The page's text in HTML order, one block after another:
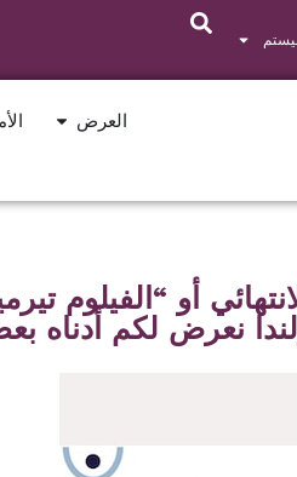
العرض
أو “الفيلوم
نعرض لكم أدناه